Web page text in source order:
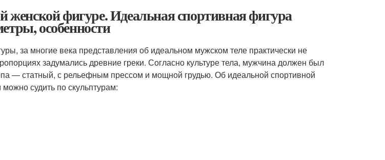
женской фигуре. Идеальная спортивная фигура
особенности
за многие века представления об идеальном мужском теле практически не
задумались древние греки. Согласно культуре тела, мужчина должен был
— статный, с рельефным прессом и мощной грудью. Об идеальной спортивной
судить по скульптурам: